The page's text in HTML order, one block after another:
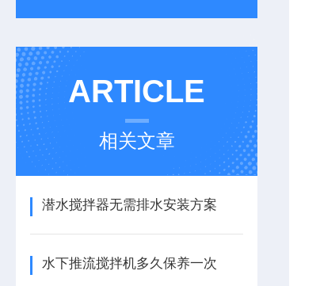
ARTICLE
相关文章
潜水搅拌器无需排水安装方案
水下推流搅拌机多久保养一次